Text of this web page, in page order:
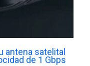
antena satelital
de 1 Gbps